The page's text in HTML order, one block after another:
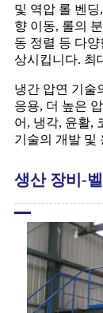
및 역압 롤 벤
향 이동, 롤의
동 정렬 등 다
상시킵니다. 최
냉간 압연 기술
응용, 더 높은
어, 냉각, 윤활,
기술의 개발 및
생산 장비-